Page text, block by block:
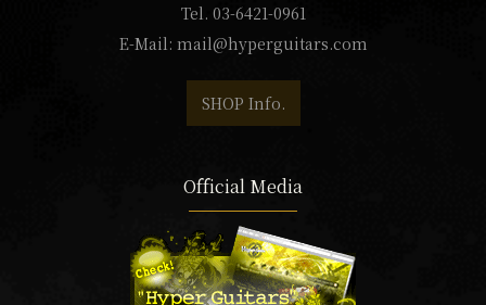
Tel. 03-6421-0961
E-Mail: mail@hyperguitars.com
SHOP Info.
Official Media